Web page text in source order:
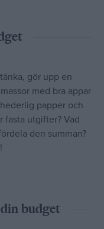
gör upp en
med bra appar
papper och
fasta utgifter? Vad
den summan?
budget